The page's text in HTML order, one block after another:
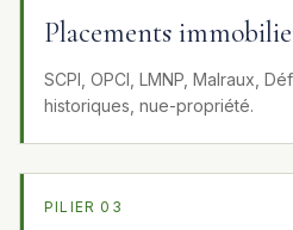
Placements
SCPI, OPCI, LMNP, Malraux,
historiques, nue-propriété.
PILIER 03